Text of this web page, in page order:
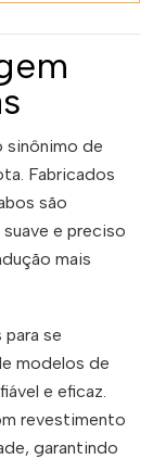
sinônimo de
Fabricados
são
e preciso
mais
se
modelos de
e eficaz.
revestimento
garantindo